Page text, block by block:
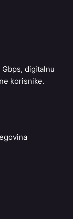
digitalnu
korisnike.